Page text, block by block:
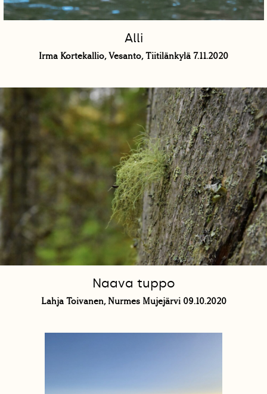
Alli
Irma Kortekallio, Vesanto, Tiitilänkylä 7.11.2020
Naava tuppo
Lahja Toivanen, Nurmes Mujejärvi 09.10.2020